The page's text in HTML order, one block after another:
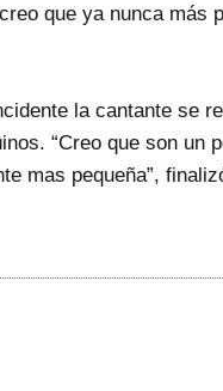
que ya nunca más
la cantante se
“Creo que son un
mas pequeña”,